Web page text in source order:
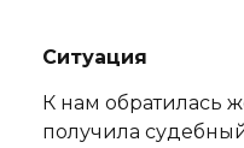
Ситуация
К нам обратилась
получила